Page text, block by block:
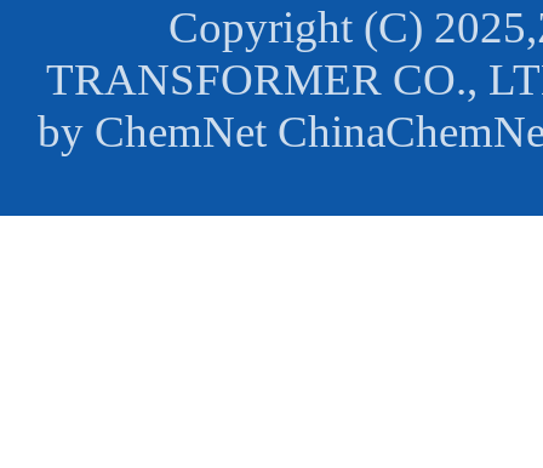
Copyright (C) 2025,
TRANSFORMER CO.,
by ChemNet